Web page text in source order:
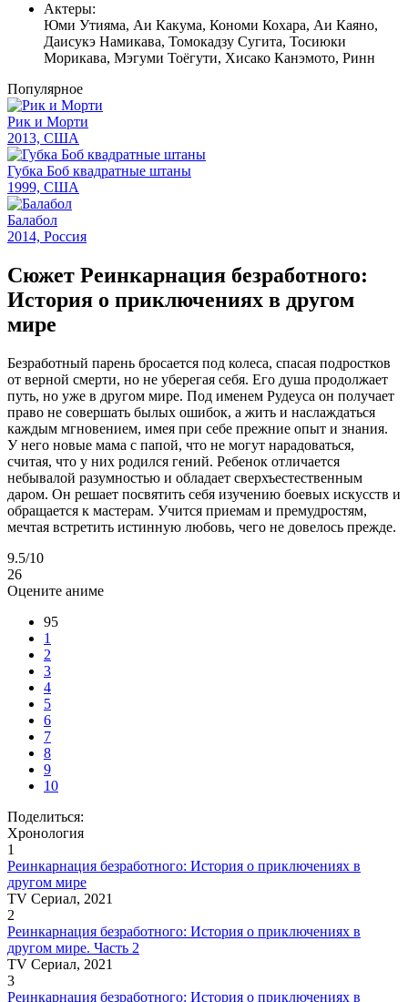
Актеры:
Юми Утияма, Аи Какума, Кономи Кохара, Аи Каяно,
Даисукэ Намикава, Томокадзу Сугита, Тосиюки
Морикава, Мэгуми Тоёгути, Хисако Канэмото, Ринн
Популярное
Рик и Морти
2013, США
Губка Боб квадратные штаны
1999, США
Балабол
2014, Россия
Сюжет Реинкарнация безработного:
История о приключениях в другом
мире
Безработный парень бросается под колеса, спасая подростков
от верной смерти, но не уберегая себя. Его душа продолжает
путь, но уже в другом мире. Под именем Рудеуса он получает
право не совершать былых ошибок, а жить и наслаждаться
каждым мгновением, имея при себе прежние опыт и знания.
У него новые мама с папой, что не могут нарадоваться,
считая, что у них родился гений. Ребенок отличается
небывалой разумностью и обладает сверхъестественным
даром. Он решает посвятить себя изучению боевых искусств и
обращается к мастерам. Учится приемам и премудростям,
мечтая встретить истинную любовь, чего не довелось прежде.
9.5/10
26
Оцените аниме
95
1
2
3
4
5
6
7
8
9
10
Поделиться:
Хронология
1
Реинкарнация безработного: История о приключениях в
другом мире
TV Сериал, 2021
2
Реинкарнация безработного: История о приключениях в
другом мире. Часть 2
TV Сериал, 2021
3
Реинкарнация безработного: История о приключениях в